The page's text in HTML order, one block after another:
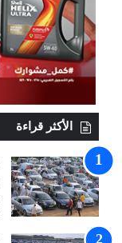
الأكثر قراءة